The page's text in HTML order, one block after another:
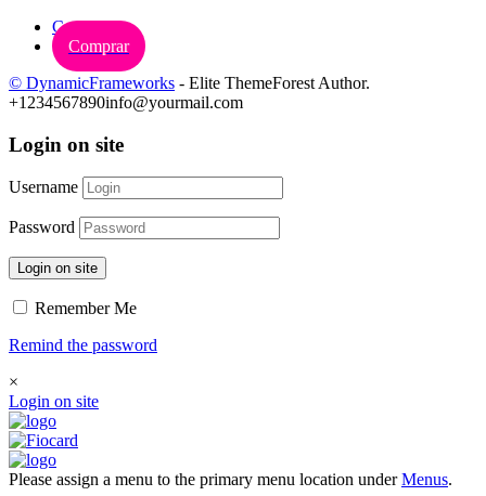
Carrinho
Comprar
© DynamicFrameworks - Elite ThemeForest Author.
+1234567890info@yourmail.com
Login on site
Username
Password
Login on site
Remember Me
Remind the password
×
Login on site
Please assign a menu to the primary menu location underMenus.